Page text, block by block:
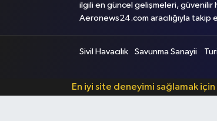
ilgili en güncel gelişmeleri, güvenilir
Aeronews24.com aracılığıyla takip
Sivil Havacılık Savunma Sanayii
En iyi site deneyimi sağlamak